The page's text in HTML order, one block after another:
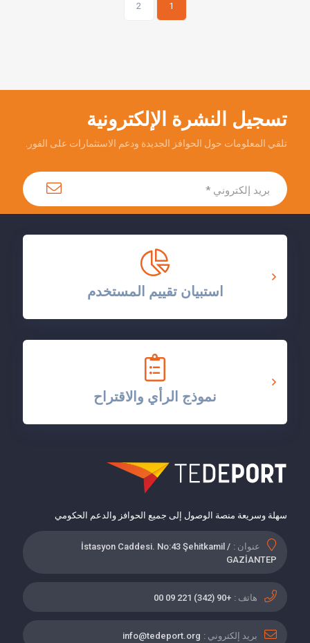
1
2
تسجيل النشرة الإلكترونية
تلقي المعلومات حول الحوافز الجديدة ودعم الاستثمارات على الفور.
استبيان تقييم المستخدم
نموذج الرأي والاقتراح
سهلة وسريعة منصة الوصول إلى جميع الحوافز والدعم الحكومي
عنوان : İstasyon Caddesi. No:43 Şehitkamil /
GAZİANTEP
هاتف : +90 (342) 221 09 00
بريد إلكتروني : info@tedeport.org